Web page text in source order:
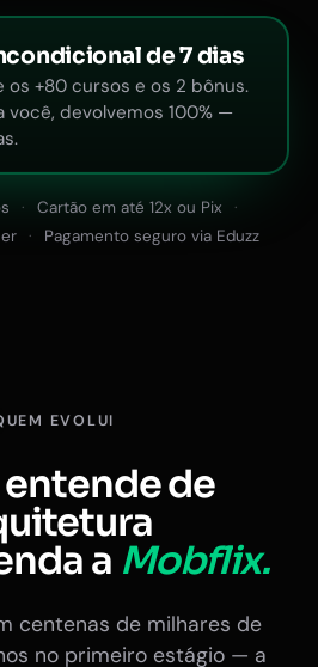
EVOLUI
de
a Mobflix.
centenas de milhares de
no primeiro estágio — a
de 7 dias
os +80 cursos e os 2 bônus.
você, devolvemos 100% —
Cartão em até 12x ou Pix
Pagamento seguro via Eduzz